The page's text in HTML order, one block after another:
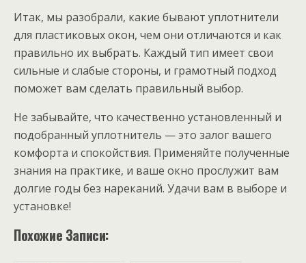
Итак, мы разобрали, какие бывают уплотнители
для пластиковых окон, чем они отличаются и как
правильно их выбрать. Каждый тип имеет свои
сильные и слабые стороны, и грамотный подход
поможет вам сделать правильный выбор.
Не забывайте, что качественно установленный и
подобранный уплотнитель — это залог вашего
комфорта и спокойствия. Применяйте полученные
знания на практике, и ваше окно прослужит вам
долгие годы без нареканий. Удачи вам в выборе и
установке!
Похожие Записи: